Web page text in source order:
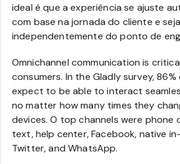
ideal é que a experiência se ajuste
com base na jornada do cliente e
independentemente do ponto de
Omnichannel communication is
consumers. In the Gladly survey,
expect to be able to interact
no matter how many times they
devices. O top channels were phone
text, help center, Facebook, native
Twitter, and WhatsApp.